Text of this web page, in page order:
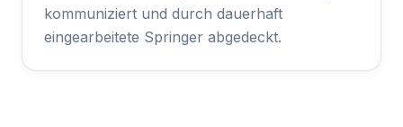
kommuniziert und durch dauerhaft
eingearbeitete Springer abgedeckt.